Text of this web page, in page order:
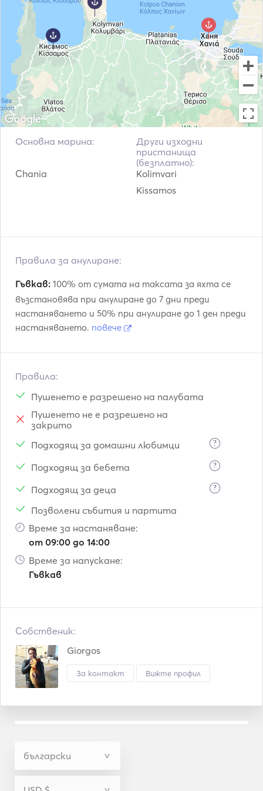
Основна марина:
Chania
Други изходни
пристанища
(безплатно):
Kolimvari
Kissamos
Правила за анулиране:
Гъвкав: 100% от сумата на таксата за яхта се
възстановява при анулиране до 7 дни преди
настаняването и 50% при анулиране до 1 ден преди
настаняването. повече
Правила:
Пушенето е разрешено на палубата
Пушенето не е разрешено на
закрито
Подходящ за домашни любимци
?
Подходящ за бебета ?
Подходящ за деца ?
Позволени събития и партита
Време за настаняване:
от 09:00 до 14:00
Време за напускане:
Гъвкав
Собственик:
Giorgos
За контакт Вижте профил